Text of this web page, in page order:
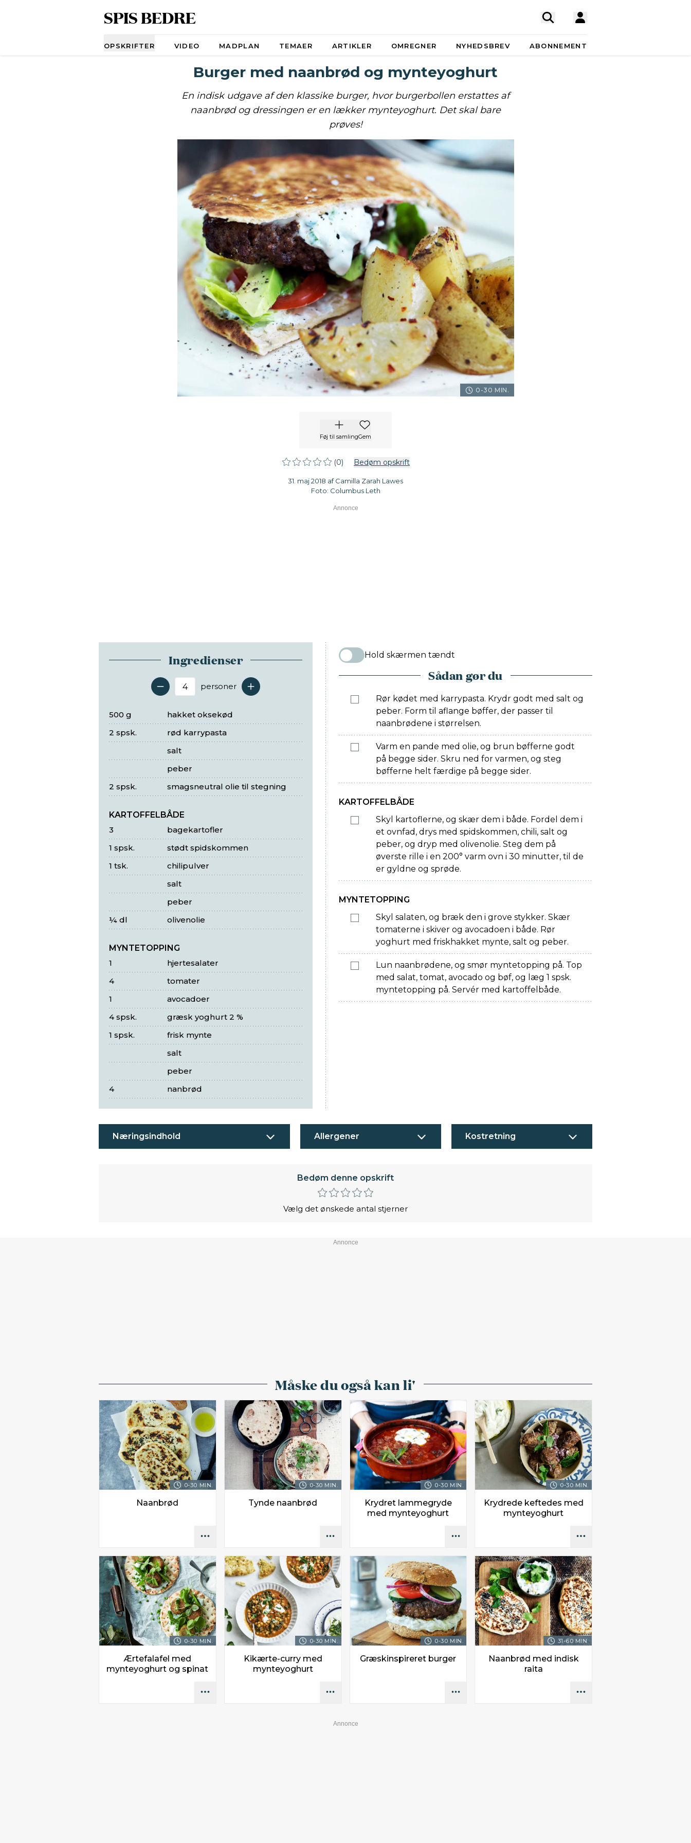
SPIS BEDRE
OPSKRIFTER VIDEO MADPLAN TEMAER ARTIKLER OMREGNER NYHEDSBREV ABONNEMENT
Burger med naanbrød og mynteyoghurt
En indisk udgave af den klassike burger, hvor burgerbollen erstattes af
naanbrød og dressingen er en lækker mynteyoghurt. Det skal bare
prøves!
0-30 MIN.
Føj til samlingGem
(0) Bedøm opskrift
31. maj 2018 af Camilla Zarah Lawes
Foto: Columbus Leth
Ingredienser
Antal serveringer
personer
hakket oksekød
500 g
rød karrypasta
2 spsk.
salt
peber
smagsneutral olie til stegning
2 spsk.
KARTOFFELBÅDE
bagekartofler
3
stødt spidskommen
1 spsk.
chilipulver
1 tsk.
salt
peber
olivenolie
¼ dl
MYNTETOPPING
hjertesalater
1
tomater
4
avocadoer
1
græsk yoghurt 2 %
4 spsk.
frisk mynte
1 spsk.
salt
peber
nanbrød
4
Hold skærmen tændt
Sådan gør du
Rør kødet med karrypasta. Krydr godt med salt og
peber. Form til aflange bøffer, der passer til
naanbrødene i størrelsen.
Varm en pande med olie, og brun bøfferne godt
på begge sider. Skru ned for varmen, og steg
bøfferne helt færdige på begge sider.
KARTOFFELBÅDE
Skyl kartoflerne, og skær dem i både. Fordel dem i
et ovnfad, drys med spidskommen, chili, salt og
peber, og dryp med olivenolie. Steg dem på
øverste rille i en 200° varm ovn i 30 minutter, til de
er gyldne og sprøde.
MYNTETOPPING
Skyl salaten, og bræk den i grove stykker. Skær
tomaterne i skiver og avocadoen i både. Rør
yoghurt med friskhakket mynte, salt og peber.
Lun naanbrødene, og smør myntetopping på. Top
med salat, tomat, avocado og bøf, og læg 1 spsk.
myntetopping på. Servér med kartoffelbåde.
Næringsindhold Allergener Kostretning
Bedøm denne opskrift
Vælg det ønskede antal stjerner
Måske du også kan li'
0-30 MIN.
Naanbrød
0-30 MIN.
Tynde naanbrød
0-30 MIN.
Krydret lammegryde
med mynteyoghurt
0-30 MIN.
Krydrede keftedes med
mynteyoghurt
0-30 MIN.
Ærtefalafel med
mynteyoghurt og spinat
0-30 MIN.
Kikærte-curry med
mynteyoghurt
0-30 MIN.
Græskinspireret burger
31-60 MIN.
Naanbrød med indisk
raita